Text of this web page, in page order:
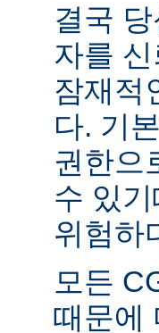
결국
자를
잠재적
다. 기
권한으
수 있
위험하
모든
때문에